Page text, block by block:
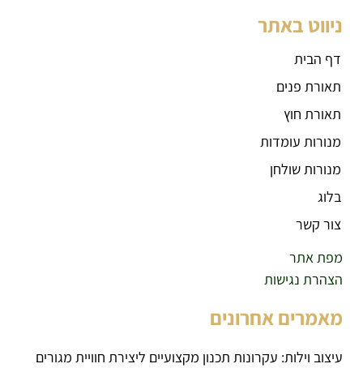
ניווט באתר
דף הבית
תאורת פנים
תאורת חוץ
מנורות עומדות
מנורות שולחן
בלוג
צור קשר
מפת אתר
הצהרת נגישות
מאמרים אחרונים
עיצוב וילות: עקרונות תכנון מקצועיים ליצירת חוויית מגורים